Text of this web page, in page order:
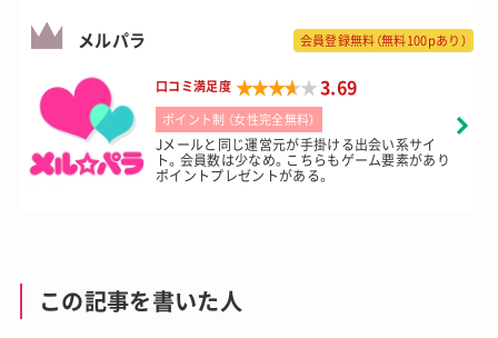
メルパラ 会員登録無料（無料100pあり）
口コミ満足度 ★★★★★
★★★★★3.69
ポイント制 （女性完全無料）
Jメールと同じ運営元が手掛ける出会い系サイ
ト。会員数は少なめ。こちらもゲーム要素があり
ポイントプレゼントがある。
この記事を書いた人